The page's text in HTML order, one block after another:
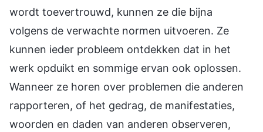
wordt toevertrouwd, kunnen ze die bijna
volgens de verwachte normen uitvoeren. Ze
kunnen ieder probleem ontdekken dat in het
werk opduikt en sommige ervan ook oplossen.
Wanneer ze horen over problemen die anderen
rapporteren, of het gedrag, de manifestaties,
woorden en daden van anderen observeren,